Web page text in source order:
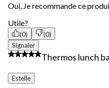
Oui, Je recommande ce
Utile?
(0)
(0)
Signaler
2 étoile(s) sur 5.
Thermos lunch
Estelle